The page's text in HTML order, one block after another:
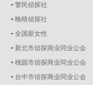
▪ 警民侦探社
▪ 晚晴侦探社
▪ 全国新女性
▪ 新北市侦探商业同业公会
▪ 桃园市侦探商业同业公会
▪ 台中市侦探商业同业公会